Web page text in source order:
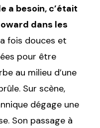
a besoin, c’était
dans les
fois douces et
pour être
au milieu d’une
Sur scène,
dégage une
Son passage à